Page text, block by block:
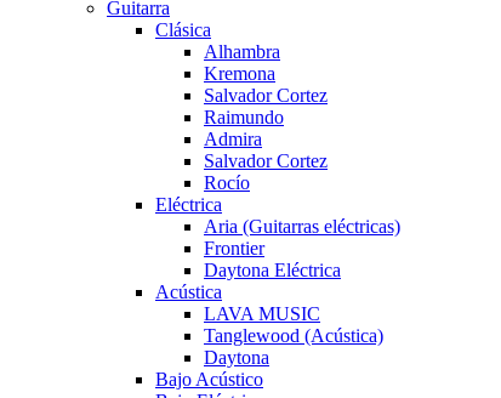
Guitarra
Clásica
Alhambra
Kremona
Salvador Cortez
Raimundo
Admira
Salvador Cortez
Rocío
Eléctrica
Aria (Guitarras eléctricas)
Frontier
Daytona Eléctrica
Acústica
LAVA MUSIC
Tanglewood (Acústica)
Daytona
Bajo Acústico